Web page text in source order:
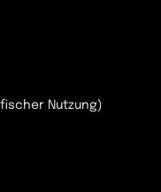
Nutzung)